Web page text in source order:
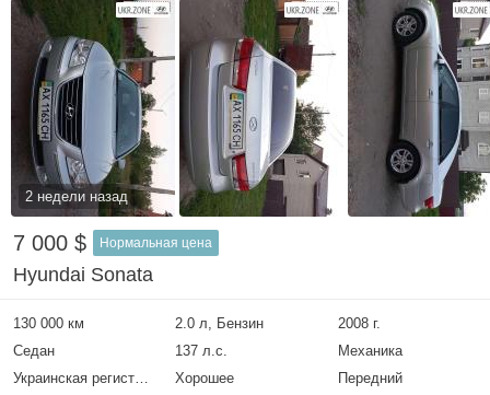
2 недели назад
7 000 $ Нормальная цена
Hyundai Sonata
130 000 км 2.0 л, Бензин
2008 г.
Седан
137 л.с.
Механика
Украинская регистрация
Хорошее Передний